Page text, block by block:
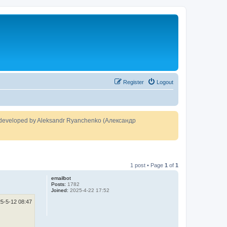
Logout
Register
by Aleksandr Ryanchenko (Александр
1 post • Page 1 of 1
emailbot
Posts: 1782
Joined: 2025-4-22 17:52
5-12 08:47